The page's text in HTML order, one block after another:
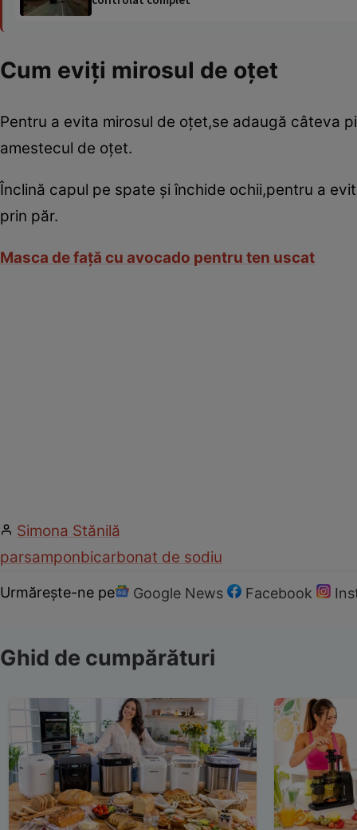
Cum eviţi mirosul de oţet
Pentru a evita mirosul de oţet,se adaugă câteva
amestecul de oţet.
Înclină capul pe spate şi închide ochii,pentru a
prin păr.
Masca de faţă cu avocado pentru ten uscat
Simona Stănilă
parsamponbicarbonat de sodiu
Urmărește-ne pe Google News Facebook
Ghid de cumpărături